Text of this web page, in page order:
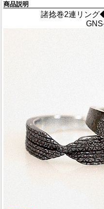
商品説明
諸捻巻2連リング